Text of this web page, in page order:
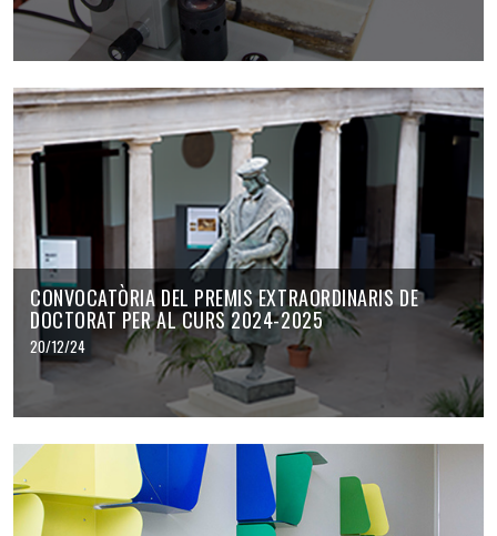
CONVOCATÒRIA DEL PREMIS EXTRAORDINARIS DE
DOCTORAT PER AL CURS 2024-2025
20/12/24